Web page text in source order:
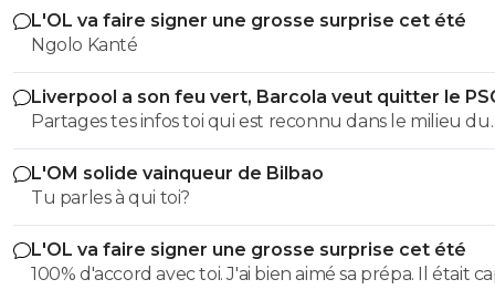
L'OL va faire signer une grosse surprise cet été
Ngolo Kanté
Liverpool a son feu vert, Barcola veut quitter le
Partages tes infos toi qui est reconnu dans le milieu du
football
L'OM solide vainqueur de Bilbao
Tu parles à qui toi?
L'OL va faire signer une grosse surprise cet été
100% d'accord avec toi. J'ai bien aimé sa prépa. Il était